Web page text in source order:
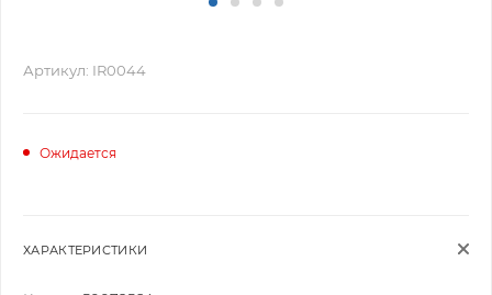
Артикул: IR0044
Ожидается
ХАРАКТЕРИСТИКИ